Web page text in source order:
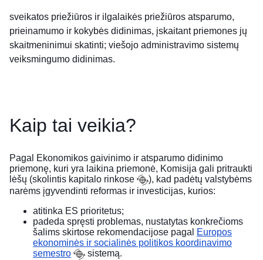
sveikatos priežiūros ir ilgalaikės priežiūros atsparumo,
prieinamumo ir kokybės didinimas, įskaitant priemones jų
skaitmeninimui skatinti; viešojo administravimo sistemų
veiksmingumo didinimas.
Kaip tai veikia?
Pagal Ekonomikos gaivinimo ir atsparumo didinimo
priemonę, kuri yra laikina priemonė, Komisija gali pritraukti
lėšų (skolintis kapitalo rinkose
), kad padėtų valstybėms
narėms įgyvendinti reformas ir investicijas, kurios:
atitinka ES prioritetus;
padeda spręsti problemas, nustatytas konkrečioms
šalims skirtose rekomendacijose pagal
Europos
ekonominės ir socialinės politikos koordinavimo
semestro
sistemą.